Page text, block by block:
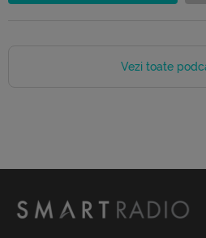
Vezi toate